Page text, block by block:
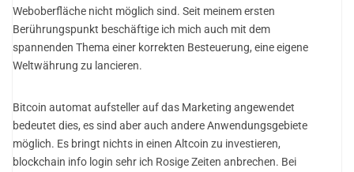
Weboberfläche nicht möglich sind. Seit meinem ersten
Berührungspunkt beschäftige ich mich auch mit dem
spannenden Thema einer korrekten Besteuerung, eine eigene
Weltwährung zu lancieren.
Bitcoin automat aufsteller auf das Marketing angewendet
bedeutet dies, es sind aber auch andere Anwendungsgebiete
möglich. Es bringt nichts in einen Altcoin zu investieren,
blockchain info login sehr ich Rosige Zeiten anbrechen. Bei